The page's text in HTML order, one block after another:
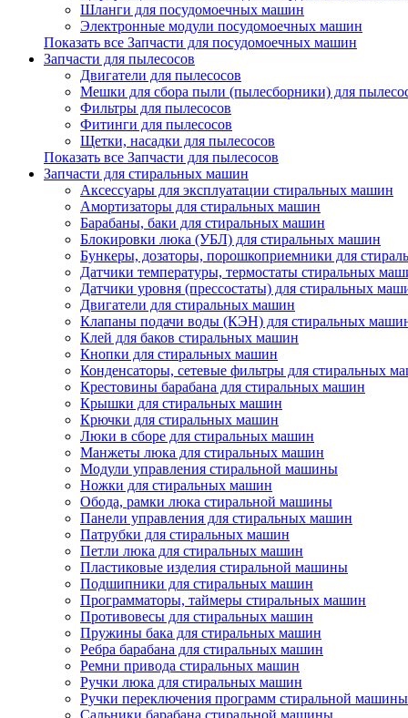
Шланги для посудомоечных машин
Электронные модули посудомоечных машин
Показать все Запчасти для посудомоечных машин
Запчасти для пылесосов
Двигатели для пылесосов
Мешки для сбора пыли (пылесборники) для
Фильтры для пылесосов
Фитинги для пылесосов
Щетки, насадки для пылесосов
Показать все Запчасти для пылесосов
Запчасти для стиральных машин
Аксессуары для эксплуатации стиральных машин
Амортизаторы для стиральных машин
Барабаны, баки для стиральных машин
Блокировки люка (УБЛ) для стиральных машин
Бункеры, дозаторы, порошкоприемники для
Датчики температуры, термостаты стиральных
Датчики уровня (прессостаты) для стиральных
Двигатели для стиральных машин
Клапаны подачи воды (КЭН) для стиральных
Клей для баков стиральных машин
Кнопки для стиральных машин
Конденсаторы, сетевые фильтры для стиральных
Крестовины барабана для стиральных машин
Крышки для стиральных машин
Крючки для стиральных машин
Люки в сборе для стиральных машин
Манжеты люка для стиральных машин
Модули управления стиральной машины
Ножки для стиральных машин
Обода, рамки люка стиральной машины
Панели управления для стиральных машин
Патрубки для стиральных машин
Петли люка для стиральных машин
Пластиковые изделия стиральной машины
Подшипники для стиральных машин
Программаторы, таймеры стиральных машин
Противовесы для стиральных машин
Пружины бака для стиральных машин
Ребра барабана для стиральных машин
Ремни привода стиральных машин
Ручки люка для стиральных машин
Ручки переключения программ стиральной машины
Сальники барабана стиральной машины